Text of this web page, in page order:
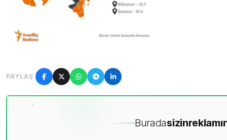
PAYLAŞ
Buradasizin